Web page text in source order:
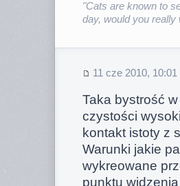
"Cats are known to
day, would you
11 cze 2010, 10:01
Taka bystrość
czystości
kontakt istoty z
Warunki jakie
wykreowane
punktu